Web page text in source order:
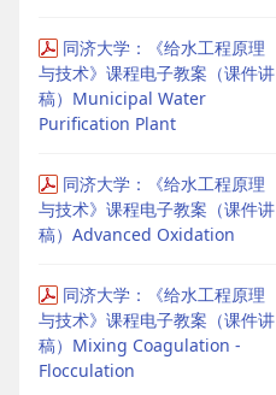
同济大学：《给水工程原理
与技术》课程电子教案（课件讲
稿）Municipal Water
Purification Plant
同济大学：《给水工程原理
与技术》课程电子教案（课件讲
稿）Advanced Oxidation
同济大学：《给水工程原理
与技术》课程电子教案（课件讲
稿）Mixing Coagulation -
Flocculation